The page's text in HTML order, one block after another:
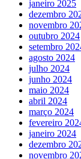
janeiro 2025
dezembro
novembro
outubro 2024
setembro
agosto 2024
julho 2024
junho 2024
maio 2024
abril 2024
março 2024
fevereiro
janeiro 2024
dezembro
novembro